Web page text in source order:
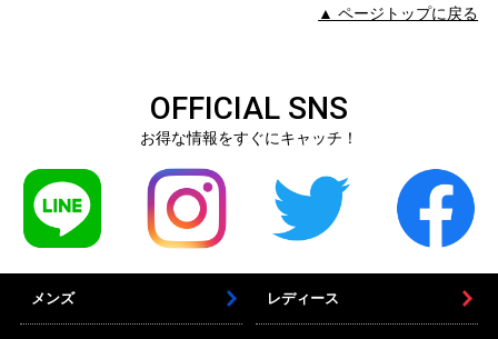
▲ ページトップに戻る
OFFICIAL SNS
お得な情報をすぐにキャッチ！
メンズ レディース